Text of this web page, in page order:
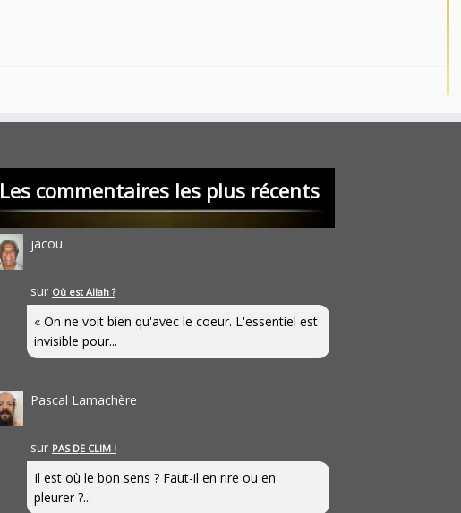
Les commentaires les plus récents
jacou
sur Où est Allah ?
« On ne voit bien qu'avec le coeur. L'essentiel est
invisible pour...
Pascal Lamachère
sur PAS DE CLIM !
Il est où le bon sens ? Faut-il en rire ou en
pleurer ?...